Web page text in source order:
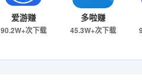
爱游赚
90.2W+次下载
多啦赚
45.3W+次下载